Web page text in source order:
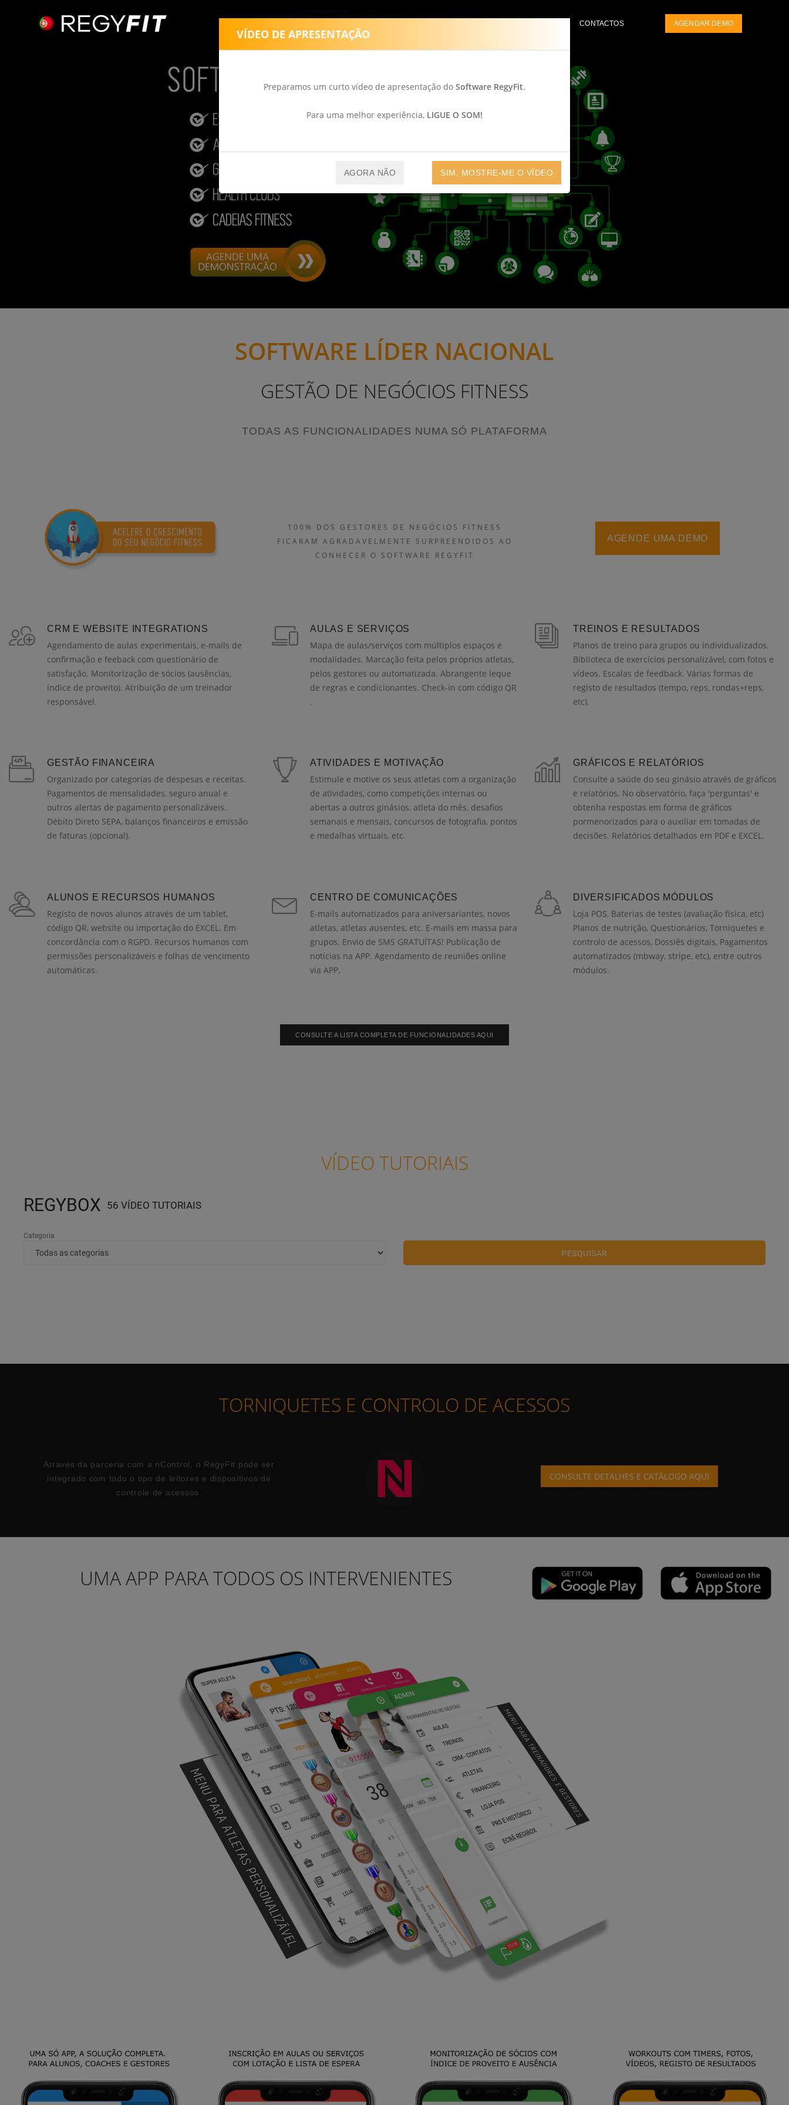
CONTACTOS AGENDAR DEMO
SOFTWARE LÍDER NACIONAL
GESTÃO DE NEGÓCIOS FITNESS
TODAS AS FUNCIONALIDADES NUMA SÓ PLATAFORMA
100% DOS GESTORES DE NEGÓCIOS FITNESS
FICARAM AGRADAVELMENTE SURPREENDIDOS AO
CONHECER O SOFTWARE REGYFIT
AGENDE UMA DEMO
CRM E WEBSITE INTEGRATIONS
Agendamento de aulas experimentais, e-mails de
confirmação e feeback com questionário de
satisfação. Monitorização de sócios (ausências,
índice de proveito). Atribuição de um treinador
responsável.
AULAS E SERVIÇOS
Mapa de aulas/serviços com múltiplos espaços e
modalidades. Marcação feita pelos próprios atletas,
pelos gestores ou automatizada. Abrangente leque
de regras e condicionantes. Check-in com código QR
.
TREINOS E RESULTADOS
Planos de treino para grupos ou individualizados.
Biblioteca de exercícios personalizável, com fotos e
vídeos. Escalas de feedback. Várias formas de
registo de resultados (tempo, reps, rondas+reps,
etc).
GESTÃO FINANCEIRA
Organizado por categorias de despesas e receitas.
Pagamentos de mensalidades, seguro anual e
outros alertas de pagamento personalizáveis.
Débito Direto SEPA, balanços financeiros e emissão
de faturas (opcional).
ATIVIDADES E MOTIVAÇÃO
Estimule e motive os seus atletas com a organização
de atividades, como competições internas ou
abertas a outros ginásios, atleta do mês, desafios
semanais e mensais, concursos de fotografia, pontos
e medalhas virtuais, etc.
GRÁFICOS E RELATÓRIOS
Consulte a saúde do seu ginásio através de gráficos
e relatórios. No observatório, faça 'perguntas' e
obtenha respostas em forma de gráficos
pormenorizados para o auxiliar em tomadas de
decisões. Relatórios detalhados em PDF e EXCEL.
ALUNOS E RECURSOS HUMANOS
Registo de novos alunos através de um tablet,
código QR, website ou importação do EXCEL. Em
concordância com o RGPD. Recursos humanos com
permissões personalizáveis e folhas de vencimento
automáticas.
CENTRO DE COMUNICAÇÕES
E-mails automatizados para aniversariantes, novos
atletas, atletas ausentes, etc. E-mails em massa para
grupos. Envio de SMS GRATUÍTAS! Publicação de
notícias na APP. Agendamento de reuniões online
via APP.
DIVERSIFICADOS MÓDULOS
Loja POS, Baterias de testes (avaliação física, etc)
Planos de nutrição, Questionários, Torniquetes e
controlo de acessos, Dossiês digitais, Pagamentos
automatizados (mbway, stripe, etc), entre outros
módulos.
CONSULTE A LISTA COMPLETA DE FUNCIONALIDADES AQUI
VÍDEO TUTORIAIS
TORNIQUETES E CONTROLO DE ACESSOS
Através da parceria com a nControl, o RegyFit pode ser
integrado com todo o tipo de leitores e dispositivos de
controle de acessos.
CONSULTE DETALHES E CATÁLOGO AQUI
UMA APP PARA TODOS OS INTERVENIENTES
VÍDEO DE APRESENTAÇÃO
Preparamos um curto vídeo de apresentação do Software RegyFit.
Para uma melhor experiência, LIGUE O SOM!
AGORA NÃO SIM, MOSTRE-ME O VÍDEO